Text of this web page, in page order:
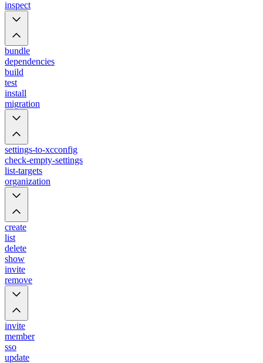
inspect
bundle
dependencies
build
test
install
migration
settings-to-xcconfig
check-empty-settings
list-targets
organization
create
list
delete
show
invite
remove
invite
member
sso
update